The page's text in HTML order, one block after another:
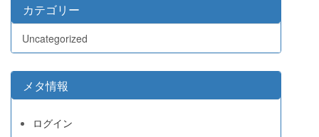
カテゴリー
Uncategorized
メタ情報
ログイン